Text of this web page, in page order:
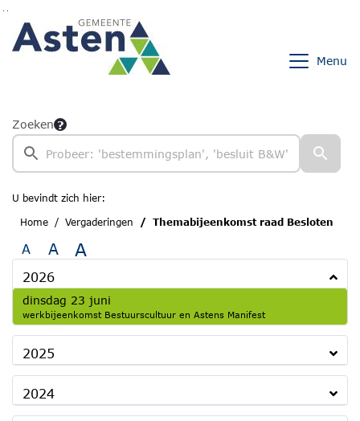
Ga naar de inhoud van deze pagina
Ga naar het zoeken
Ga naar het menu
Menu
Zoeken
U bevindt zich hier:
Home
Vergaderingen Themabijeenkomst raad Besloten
A A A
2026
dinsdag 23 juni
werkbijeenkomst Bestuurscultuur en Astens Manifest
2025
2024